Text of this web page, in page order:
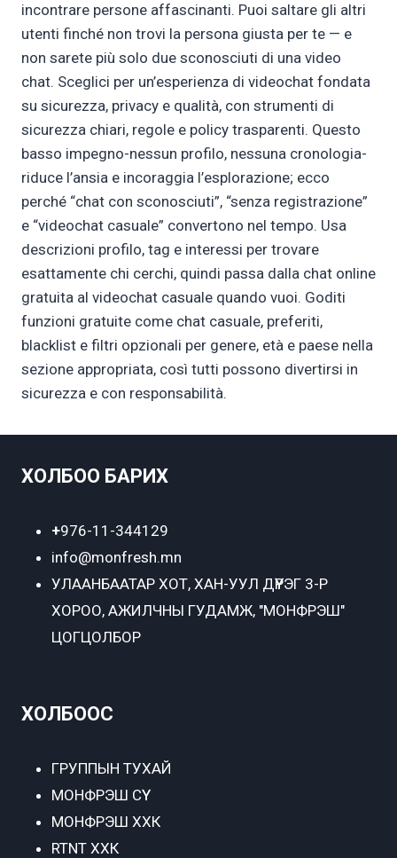
incontrare persone affascinanti. Puoi saltare gli altri
utenti finché non trovi la persona giusta per te — e
non sarete più solo due sconosciuti di una video
chat. Sceglici per un’esperienza di videochat fondata
su sicurezza, privacy e qualità, con strumenti di
sicurezza chiari, regole e policy trasparenti. Questo
basso impegno-nessun profilo, nessuna cronologia-
riduce l’ansia e incoraggia l’esplorazione; ecco
perché “chat con sconosciuti”, “senza registrazione”
e “videochat casuale” convertono nel tempo. Usa
descrizioni profilo, tag e interessi per trovare
esattamente chi cerchi, quindi passa dalla chat online
gratuita al videochat casuale quando vuoi. Goditi
funzioni gratuite come chat casuale, preferiti,
blacklist e filtri opzionali per genere, età e paese nella
sezione appropriata, così tutti possono divertirsi in
sicurezza e con responsabilità.
ХОЛБОО БАРИХ
+976-11-344129
info@monfresh.mn
УЛААНБААТАР ХОТ, ХАН-УУЛ ДҮҮРЭГ 3-Р
ХОРОО, АЖИЛЧНЫ ГУДАМЖ, "МОНФРЭШ"
ЦОГЦОЛБОР
ХОЛБООС
ГРУППЫН ТУХАЙ
МОНФРЭШ СҮҮ
МОНФРЭШ ХХК
RTNT ХХК